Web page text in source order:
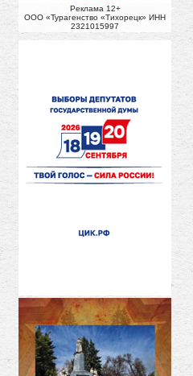
Реклама 12+
ООО «Турагенство «Тихорецк» ИНН
2321015997